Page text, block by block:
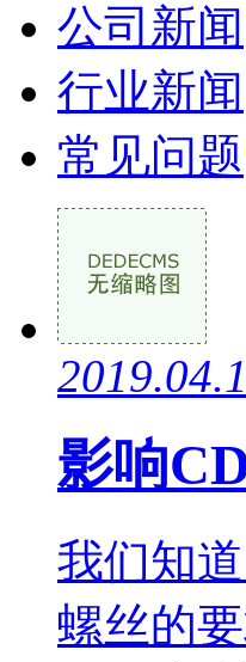
公司新闻
行业新闻
常见问题
影响
我们知
螺丝的